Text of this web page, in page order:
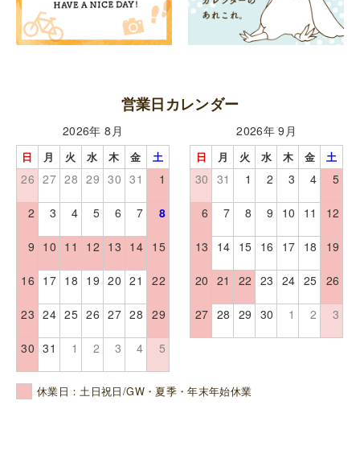
営業日カレンダー
2026年 8月
日 月 火 水 木 金 土
26 27 28 29 30 31 1
2 3 4 5 6 7 8
9 10 11 12 13 14 15
16 17 18 19 20 21 22
23 24 25 26 27 28 29
30 31 1 2 3 4 5
2026年 9月
日 月 火 水 木 金 土
30 31 1 2 3 4 5
6 7 8 9 10 11 12
13 14 15 16 17 18 19
20 21 22 23 24 25 26
27 28 29 30 1 2 3
休業日：土日祝日/GW・夏季・年末年始休業